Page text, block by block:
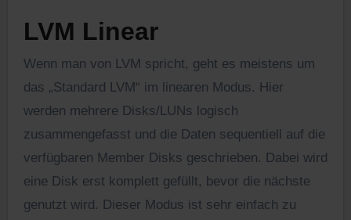
LVM Linear
Wenn man von LVM spricht, geht es meistens um
das „Standard LVM“ im linearen Modus. Hier
werden mehrere Disks/LUNs logisch
zusammengefasst und die Daten sequentiell auf die
verfügbaren Member Disks geschrieben. Dabei wird
eine Disk erst komplett gefüllt, bevor die nächste
genutzt wird. Dieser Modus ist sehr einfach zu